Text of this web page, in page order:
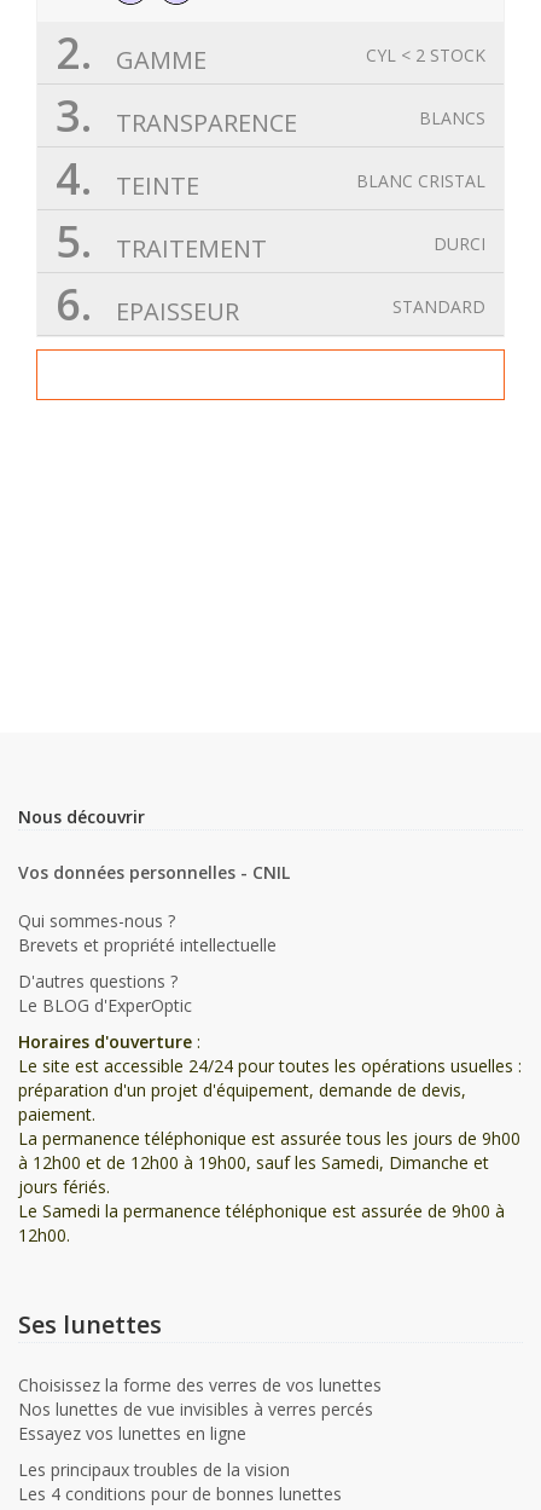
CYL < 2 STOCK
2. GAMME
BLANCS
3. TRANSPARENCE
BLANC CRISTAL
4. TEINTE
DURCI
5. TRAITEMENT
STANDARD
6. EPAISSEUR
Nous découvrir
Vos données personnelles - CNIL
Qui sommes-nous ?
Brevets et propriété intellectuelle
D'autres questions ?
Le BLOG d'ExperOptic
Horaires d'ouverture :
Le site est accessible 24/24 pour toutes les opérations usuelles :
préparation d'un projet d'équipement, demande de devis,
paiement.
La permanence téléphonique est assurée tous les jours de 9h00
à 12h00 et de 12h00 à 19h00, sauf les Samedi, Dimanche et
jours fériés.
Le Samedi la permanence téléphonique est assurée de 9h00 à
12h00.
Ses lunettes
Choisissez la forme des verres de vos lunettes
Nos lunettes de vue invisibles à verres percés
Essayez vos lunettes en ligne
Les principaux troubles de la vision
Les 4 conditions pour de bonnes lunettes